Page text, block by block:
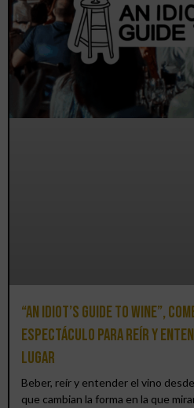
“An Idiot’s Guide to Wine”,
espectáculo para reír y
lugar
Beber, reír y entender el vino
que cambian la forma en la que